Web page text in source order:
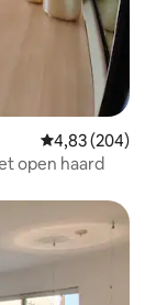
Gemiddelde
4,83 (204)
open haard